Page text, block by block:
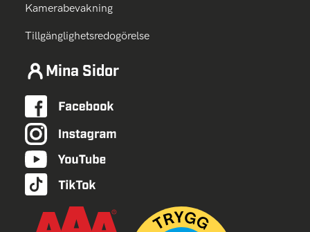
Kamerabevakning
Tillgänglighetsredogörelse
Mina Sidor